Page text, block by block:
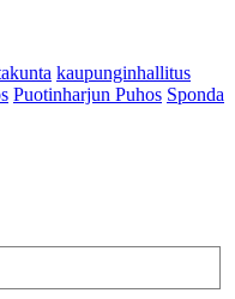
kaupunginhallitus
Puotinharjun Puhos Sponda